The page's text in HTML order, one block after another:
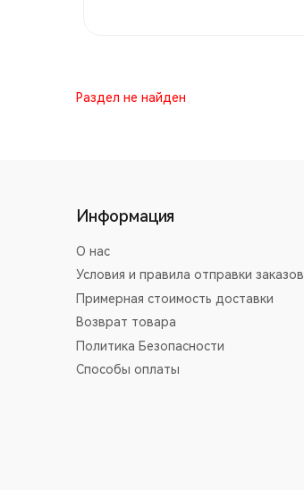
Раздел не найден
Информация
О нас
Условия и правила отправки заказов
Примерная стоимость доставки
Возврат товара
Политика Безопасности
Способы оплаты